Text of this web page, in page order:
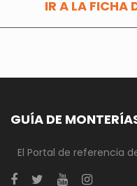
IR A LA FICHA
GUÍA DE
El Portal de referencia